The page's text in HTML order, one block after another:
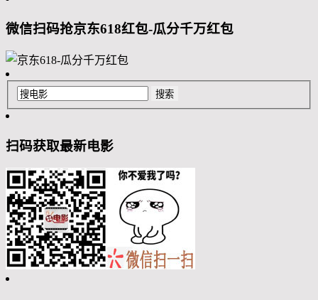
微信扫码抢京东618红包-瓜分千万红包
扫码获取最新电影